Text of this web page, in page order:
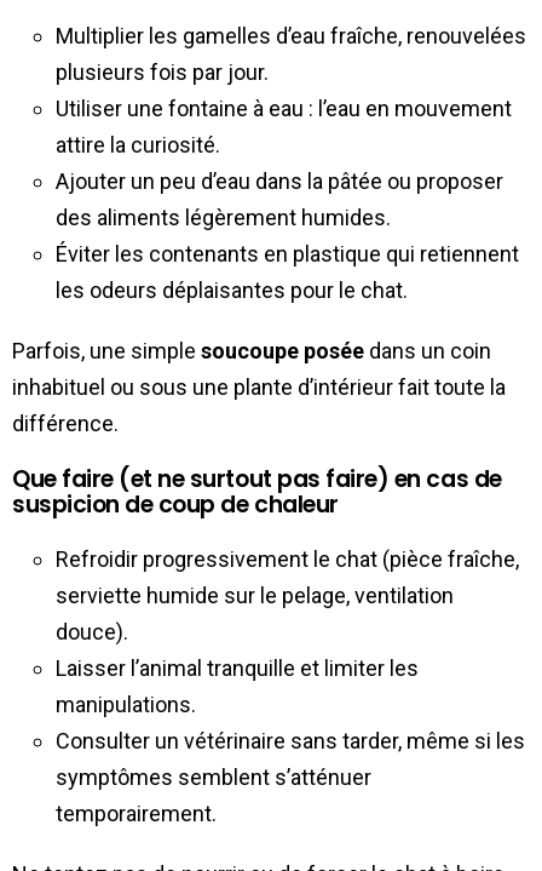
Multiplier les gamelles d’eau fraîche, renouvelées
plusieurs fois par jour.
Utiliser une fontaine à eau : l’eau en mouvement
attire la curiosité.
Ajouter un peu d’eau dans la pâtée ou proposer
des aliments légèrement humides.
Éviter les contenants en plastique qui retiennent
les odeurs déplaisantes pour le chat.
Parfois, une simple soucoupe posée dans un coin
inhabituel ou sous une plante d’intérieur fait toute la
différence.
Que faire (et ne surtout pas faire) en cas de
suspicion de coup de chaleur
Refroidir progressivement le chat (pièce fraîche,
serviette humide sur le pelage, ventilation
douce).
Laisser l’animal tranquille et limiter les
manipulations.
Consulter un vétérinaire sans tarder, même si les
symptômes semblent s’atténuer
temporairement.